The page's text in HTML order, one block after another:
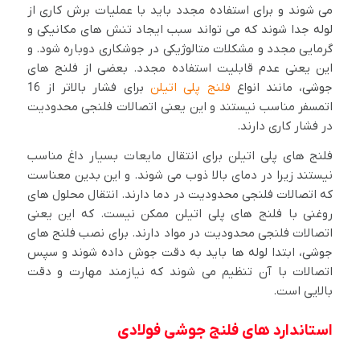
می شوند و برای استفاده مجدد باید با عملیات برش کاری از
لوله جدا شوند که می تواند سبب ایجاد تنش های مکانیکی و
گرمایی مجدد و مشکلات متالوژیکی در جوشکاری دوباره شود. و
این یعنی عدم قابلیت استفاده مجدد. بعضی از فلنج های
جوشی، مانند انواع فلنج پلی اتیلن
برای فشار بالاتر از 16
اتمسفر مناسب نیستند و این یعنی اتصالات فلنجی محدودیت
در فشار کاری دارند.
فلنج های پلی اتیلن برای انتقال مایعات بسیار داغ مناسب
نیستند زیرا در دمای بالا ذوب می شوند. و این بدین معناست
که اتصالات فلنجی محدودیت در دما دارند. انتقال محلول های
روغنی با فلنج های پلی اتیلن ممکن نیست. که این یعنی
اتصالات فلنجی محدودیت در مواد دارند. برای نصب فلنج های
جوشی، ابتدا لوله ها باید به دقت جوش داده شوند و سپس
اتصالات با آن تنظیم می شوند که نیازمند مهارت و دقت
بالایی است.
استاندارد های فلنج جوشی فولادی